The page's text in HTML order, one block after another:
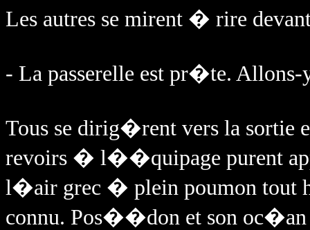
Les autres se mirent � rire
- La passerelle est pr�te. Allons-
Tous se dirig�rent vers la sortie
revoirs � l��quipage purent
l�air grec � plein poumon tout
connu. Pos��don et son oc�an